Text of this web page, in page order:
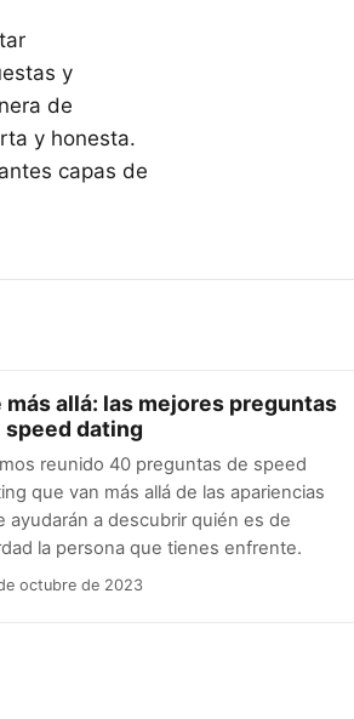
y
de
y honesta.
capas de
más allá: las mejores preguntas
speed dating
reunido 40 preguntas de speed
que van más allá de las apariencias
ayudarán a descubrir quién es de
la persona que tienes enfrente.
octubre de 2023